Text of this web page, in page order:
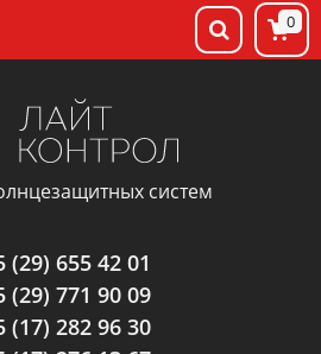
систем
(29) 655 42 01
(29) 771 90 09
(17) 282 96 30
0